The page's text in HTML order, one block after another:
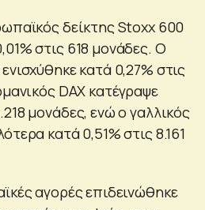
δείκτης Stoxx 600
στις 618 μονάδες. Ο
κατά 0,27% στις
DAX κατέγραψε
μονάδες, ενώ ο γαλλικός
κατά 0,51% στις 8.161
αγορές επιδεινώθηκε